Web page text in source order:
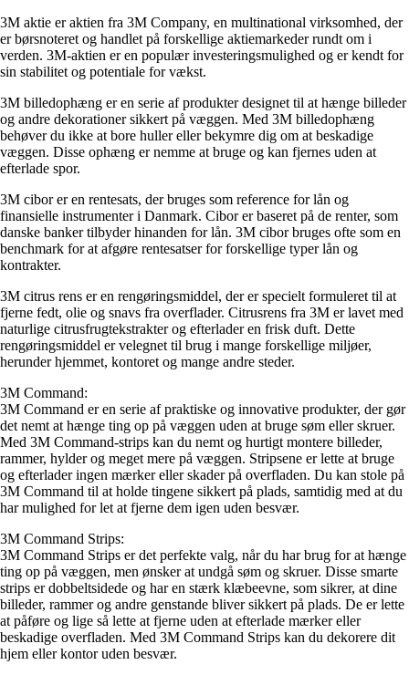
3M aktie er aktien fra 3M Company, en multinational virksomhed, der
er børsnoteret og handlet på forskellige aktiemarkeder rundt om i
verden. 3M-aktien er en populær investeringsmulighed og er kendt for
sin stabilitet og potentiale for vækst.
3M billedophæng er en serie af produkter designet til at hænge billeder
og andre dekorationer sikkert på væggen. Med 3M billedophæng
behøver du ikke at bore huller eller bekymre dig om at beskadige
væggen. Disse ophæng er nemme at bruge og kan fjernes uden at
efterlade spor.
3M cibor er en rentesats, der bruges som reference for lån og
finansielle instrumenter i Danmark. Cibor er baseret på de renter, som
danske banker tilbyder hinanden for lån. 3M cibor bruges ofte som en
benchmark for at afgøre rentesatser for forskellige typer lån og
kontrakter.
3M citrus rens er en rengøringsmiddel, der er specielt formuleret til at
fjerne fedt, olie og snavs fra overflader. Citrusrens fra 3M er lavet med
naturlige citrusfrugtekstrakter og efterlader en frisk duft. Dette
rengøringsmiddel er velegnet til brug i mange forskellige miljøer,
herunder hjemmet, kontoret og mange andre steder.
3M Command:
3M Command er en serie af praktiske og innovative produkter, der gør
det nemt at hænge ting op på væggen uden at bruge søm eller skruer.
Med 3M Command-strips kan du nemt og hurtigt montere billeder,
rammer, hylder og meget mere på væggen. Stripsene er lette at bruge
og efterlader ingen mærker eller skader på overfladen. Du kan stole på
3M Command til at holde tingene sikkert på plads, samtidig med at du
har mulighed for let at fjerne dem igen uden besvær.
3M Command Strips:
3M Command Strips er det perfekte valg, når du har brug for at hænge
ting op på væggen, men ønsker at undgå søm og skruer. Disse smarte
strips er dobbeltsidede og har en stærk klæbeevne, som sikrer, at dine
billeder, rammer og andre genstande bliver sikkert på plads. De er lette
at påføre og lige så lette at fjerne uden at efterlade mærker eller
beskadige overfladen. Med 3M Command Strips kan du dekorere dit
hjem eller kontor uden besvær.